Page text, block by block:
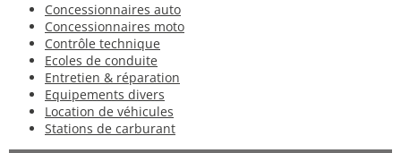
Concessionnaires auto
Concessionnaires moto
Contrôle technique
Ecoles de conduite
Entretien & réparation
Equipements divers
Location de véhicules
Stations de carburant